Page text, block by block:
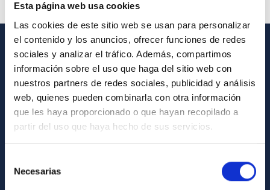
Esta página web usa cookies
Las cookies de este sitio web se usan para personalizar
el contenido y los anuncios, ofrecer funciones de redes
sociales y analizar el tráfico. Además, compartimos
información sobre el uso que haga del sitio web con
nuestros partners de redes sociales, publicidad y análisis
web, quienes pueden combinarla con otra información
que les haya proporcionado o que hayan recopilado a
partir del uso que haya hecho de sus servicios.
Necesarias
GENERAL INFORMATION
Contact
How to get to the IAC
List of personnel
Library
General register